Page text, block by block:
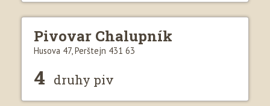
Pivovar Chalupník
Husova 47, Perštejn 431 63
4 druhy piv